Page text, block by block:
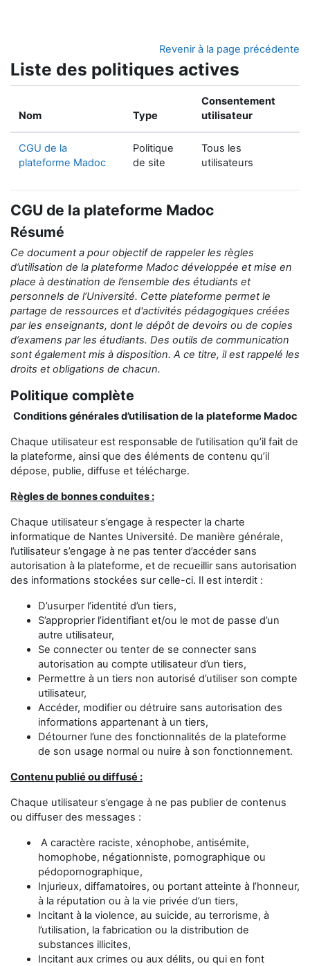
Revenir à la page précédente
Liste des politiques actives
Nom Type
Consentement
utilisateur
CGU de la
plateforme Madoc
Politique
de site
Tous les
utilisateurs
CGU de la plateforme Madoc
Résumé
Ce document a pour objectif de rappeler les règles
d’utilisation de la plateforme Madoc développée et mise en
place à destination de l’ensemble des étudiants et
personnels de l’Université. Cette plateforme permet le
partage de ressources et d'activités pédagogiques créées
par les enseignants, dont le dépôt de devoirs ou de copies
d’examens par les étudiants. Des outils de communication
sont également mis à disposition. A ce titre, il est rappelé les
droits et obligations de chacun.
Politique complète
Conditions générales d’utilisation de la plateforme Madoc
Chaque utilisateur est responsable de l’utilisation qu’il fait de
la plateforme, ainsi que des éléments de contenu qu’il
dépose, publie, diffuse et télécharge.
Règles de bonnes conduites :
Chaque utilisateur s’engage à respecter la charte
informatique de Nantes Université. De manière générale,
l’utilisateur s’engage à ne pas tenter d’accéder sans
autorisation à la plateforme, et de recueillir sans autorisation
des informations stockées sur celle-ci. Il est interdit :
D’usurper l’identité d’un tiers,
S’approprier l’identifiant et/ou le mot de passe d’un
autre utilisateur,
Se connecter ou tenter de se connecter sans
autorisation au compte utilisateur d’un tiers,
Permettre à un tiers non autorisé d’utiliser son compte
utilisateur,
Accéder, modifier ou détruire sans autorisation des
informations appartenant à un tiers,
Détourner l’une des fonctionnalités de la plateforme
de son usage normal ou nuire à son fonctionnement.
Contenu publié ou diffusé :
Chaque utilisateur s’engage à ne pas publier de contenus
ou diffuser des messages :
A caractère raciste, xénophobe, antisémite,
homophobe, négationniste, pornographique ou
pédopornographique,
Injurieux, diffamatoires, ou portant atteinte à l’honneur,
à la réputation ou à la vie privée d’un tiers,
Incitant à la violence, au suicide, au terrorisme, à
l’utilisation, la fabrication ou la distribution de
substances illicites,
Incitant aux crimes ou aux délits, ou qui en font